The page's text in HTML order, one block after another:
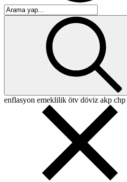
enflasyon emeklilik ötv döviz akp chp